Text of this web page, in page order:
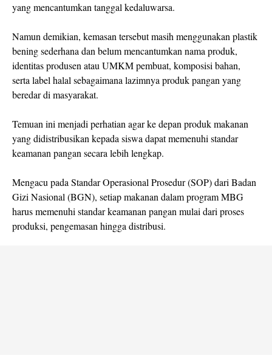
yang mencantumkan tanggal kedaluwarsa.
Namun demikian, kemasan tersebut masih menggunakan plastik
bening sederhana dan belum mencantumkan nama produk,
identitas produsen atau UMKM pembuat, komposisi bahan,
serta label halal sebagaimana lazimnya produk pangan yang
beredar di masyarakat.
Temuan ini menjadi perhatian agar ke depan produk makanan
yang didistribusikan kepada siswa dapat memenuhi standar
keamanan pangan secara lebih lengkap.
Mengacu pada Standar Operasional Prosedur (SOP) dari Badan
Gizi Nasional (BGN), setiap makanan dalam program MBG
harus memenuhi standar keamanan pangan mulai dari proses
produksi, pengemasan hingga distribusi.